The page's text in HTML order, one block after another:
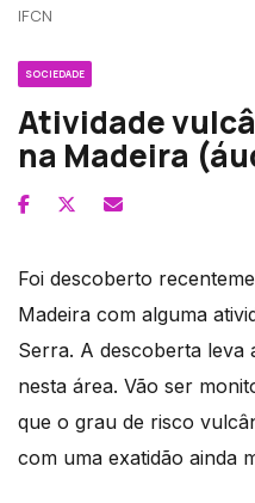
IFCN
SOCIEDADE
Atividade
na Madeira
Foi descoberto
Madeira com alguma
Serra. A descoberta leva
nesta área. Vão ser
que o grau de risco
com uma exatidão ainda